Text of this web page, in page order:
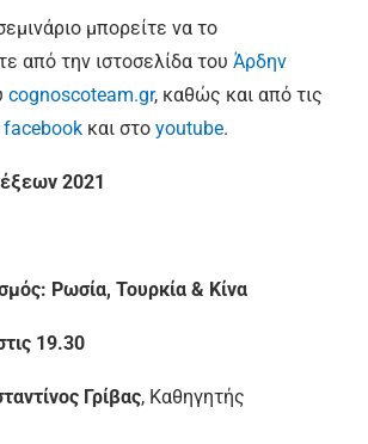
μπορείτε να το
από την ιστοσελίδα του Άρδην
cognoscoteam.gr, καθώς και από τις
facebook και στο youtube.
2021
Ρωσία, Τουρκία & Κίνα
19.30
Γρίβας, Καθηγητής